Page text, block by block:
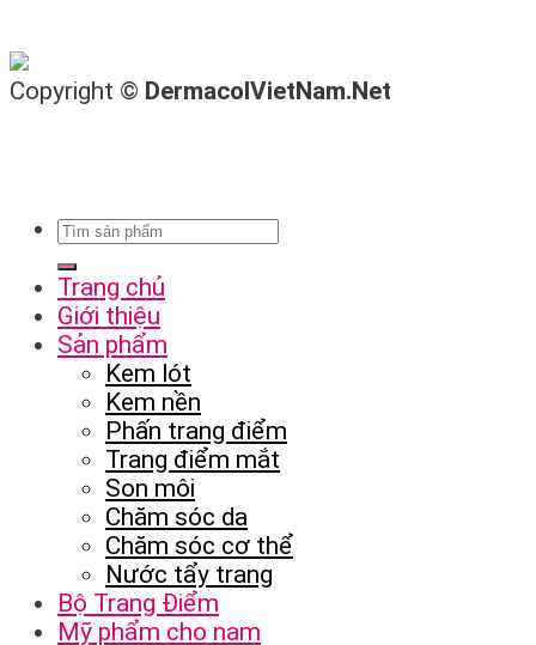
Copyright © DermacolVietNam.Net
Trang chủ
Giới thiệu
Sản phẩm
Kem lót
Kem nền
Phấn trang điểm
Trang điểm mắt
Son môi
Chăm sóc da
Chăm sóc cơ thể
Nước tẩy trang
Bộ Trang Điểm
Mỹ phẩm cho nam